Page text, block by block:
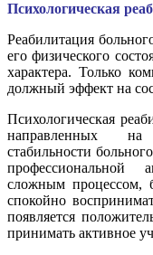
Психологическая
Реабилитация
его физического
характера. Только
должный эффект на
Психологическая
направленных на
стабильности
профессиональной
сложным процессом,
спокойно
появляется
принимать активное